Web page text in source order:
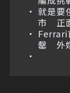
就是要
市 正
Ferrari
罄 外